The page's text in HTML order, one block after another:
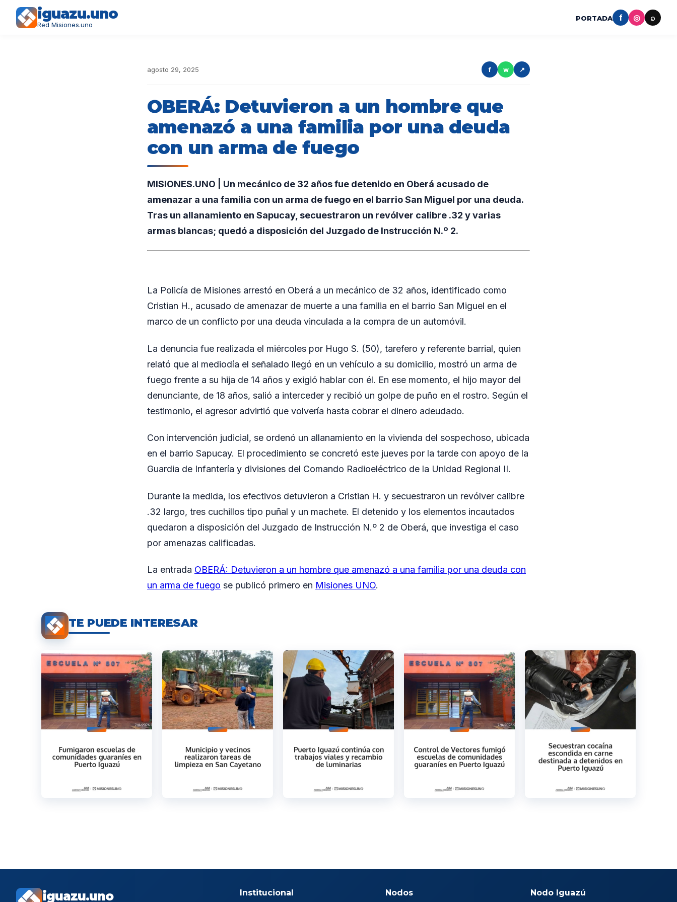
iguazu.uno
Red Misiones.uno
PORTADA f ◎ ⌕
agosto 29, 2025 f w ↗
OBERÁ: Detuvieron a un hombre que
amenazó a una familia por una deuda
con un arma de fuego
MISIONES.UNO | Un mecánico de 32 años fue detenido en Oberá acusado de
amenazar a una familia con un arma de fuego en el barrio San Miguel por una deuda.
Tras un allanamiento en Sapucay, secuestraron un revólver calibre .32 y varias
armas blancas; quedó a disposición del Juzgado de Instrucción N.º 2.
La Policía de Misiones arrestó en Oberá a un mecánico de 32 años, identificado como
Cristian H., acusado de amenazar de muerte a una familia en el barrio San Miguel en el
marco de un conflicto por una deuda vinculada a la compra de un automóvil.
La denuncia fue realizada el miércoles por Hugo S. (50), tarefero y referente barrial, quien
relató que al mediodía el señalado llegó en un vehículo a su domicilio, mostró un arma de
fuego frente a su hija de 14 años y exigió hablar con él. En ese momento, el hijo mayor del
denunciante, de 18 años, salió a interceder y recibió un golpe de puño en el rostro. Según el
testimonio, el agresor advirtió que volvería hasta cobrar el dinero adeudado.
Con intervención judicial, se ordenó un allanamiento en la vivienda del sospechoso, ubicada
en el barrio Sapucay. El procedimiento se concretó este jueves por la tarde con apoyo de la
Guardia de Infantería y divisiones del Comando Radioeléctrico de la Unidad Regional II.
Durante la medida, los efectivos detuvieron a Cristian H. y secuestraron un revólver calibre
.32 largo, tres cuchillos tipo puñal y un machete. El detenido y los elementos incautados
quedaron a disposición del Juzgado de Instrucción N.º 2 de Oberá, que investiga el caso
por amenazas calificadas.
La entrada OBERÁ: Detuvieron a un hombre que amenazó a una familia por una deuda con
un arma de fuego se publicó primero en Misiones UNO.
TE PUEDE INTERESAR
iguazu.uno Institucional Nodos Nodo Iguazú